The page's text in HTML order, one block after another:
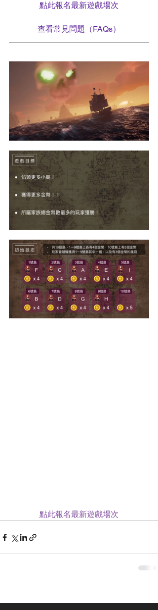
點此報名最新遊戲場次
查看常見問題（FAQs）
點此報名最新遊戲場次